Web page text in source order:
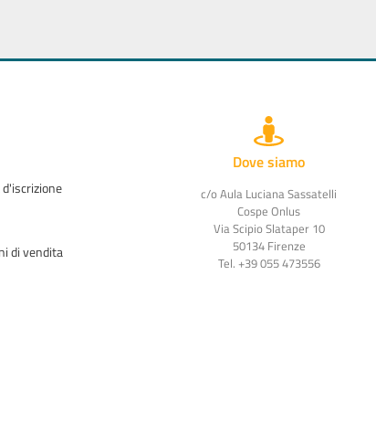
di vendita
Dove siamo
c/o Aula Luciana Sassatelli
Cospe Onlus
Via Scipio Slataper 10
50134 Firenze
Tel. +39 055 473556